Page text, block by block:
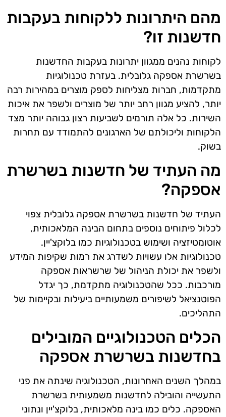
מהם היתרונות ללקוחות בעקבות
חדשנות זו?
לקוחות נהנים ממגוון יתרונות בעקבות החדשנות
בשרשרת אספקה גלובלית. בעזרת טכנולוגיות
מתקדמות, חברות מצליחות לספק מוצרים במהירות רבה
יותר, להציע מגוון רחב יותר של מוצרים ולשפר את איכות
השירות. כל אלה תורמים לשביעות רצון גבוהה יותר מצד
הלקוחות וליכולתם של הארגונים להתמודד עם תחרות
בשוק.
מה העתיד של חדשנות בשרשרת
אספקה?
העתיד של חדשנות בשרשרת אספקה גלובלית צפוי
לכלול פיתוחים נוספים בתחום הבינה המלאכותית,
אוטומטיזציה ושימוש בטכנולוגיות כמו בלוקצ'יין.
טכנולוגיות אלו עשויות לשדרג את רמות שקיפות המידע
ולשפר את יכולת הניהול של שרשראות אספקה
מורכבות. ככל שהטכנולוגיה מתקדמת, כך יגדל
הפוטנציאל לשיפורים משמעותיים ביעילות ובקיימות של
התהליכים.
הכלים הטכנולוגיים המובילים
בחדשנות בשרשרת אספקה
במהלך השנים האחרונות, הטכנולוגיה שינתה את פני
התעשייה והובילה לחדשנות משמעותית בשרשרת
האספקה. כלים כמו בינה מלאכותית, בלוקצ'יין ונתוני